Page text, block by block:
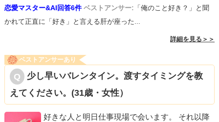
恋愛マスター&AI回答6件 ベストアンサー: 「俺のこと好き？」と聞
かれて正直に「好き」と言える肝が座った...
詳細を見る＞＞
ベストアンサーあり
少し早いバレンタイン。渡すタイミングを教
えてください。(31歳・女性）
好きな人と明日仕事現場で会います。 それ以降